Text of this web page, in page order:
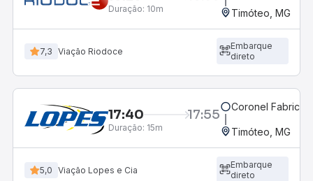
Duração: 10m Timóteo, MG
7,3 Viação Riodoce
Embarque
direto
17:40 17:55
Duração: 15m
Coronel
Timóteo, MG
5,0 Viação Lopes e Cia
Embarque
direto